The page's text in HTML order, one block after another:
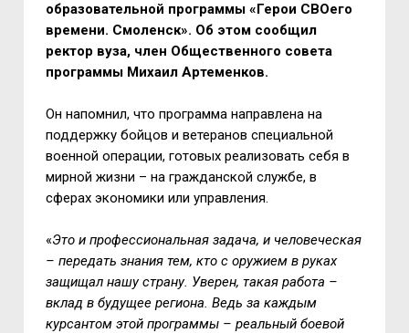
образовательной программы «Герои СВОего
времени. Смоленск». Об этом сообщил
ректор вуза, член Общественного совета
программы Михаил Артеменков.
Он напомнил, что программа направлена на
поддержку бойцов и ветеранов специальной
военной операции, готовых реализовать себя в
мирной жизни – на гражданской службе, в
сферах экономики или управления.
«Это и профессиональная задача, и человеческая
– передать знания тем, кто с оружием в руках
защищал нашу страну. Уверен, такая работа –
вклад в будущее региона. Ведь за каждым
курсантом этой программы – реальный боевой